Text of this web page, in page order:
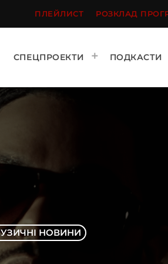
ПЛЕЙЛИСТ РОЗКЛАД
СПЕЦПРОЕКТИ ПОДКАСТИ
НОВИНИ